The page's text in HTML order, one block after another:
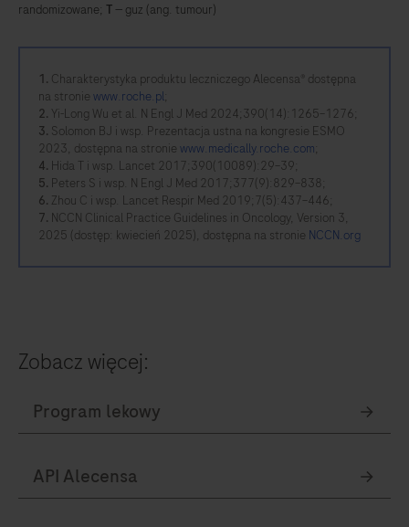
randomizowane; T — guz (ang. tumour)
1. Charakterystyka produktu leczniczego Alecensa® dostępna
na stronie www.roche.pl;
2. Yi-Long Wu et al. N Engl J Med 2024;390(14):1265–1276;
3. Solomon BJ i wsp. Prezentacja ustna na kongresie ESMO
2023, dostępna na stronie www.medically.roche.com;
4. Hida T i wsp. Lancet 2017;390(10089):29–39;
5. Peters S i wsp. N Engl J Med 2017;377(9):829–838;
6. Zhou C i wsp. Lancet Respir Med 2019;7(5):437–446;
7. NCCN Clinical Practice Guidelines in Oncology, Version 3,
2025 (dostęp: kwiecień 2025), dostępna na stronie NCCN.org
Zobacz więcej: